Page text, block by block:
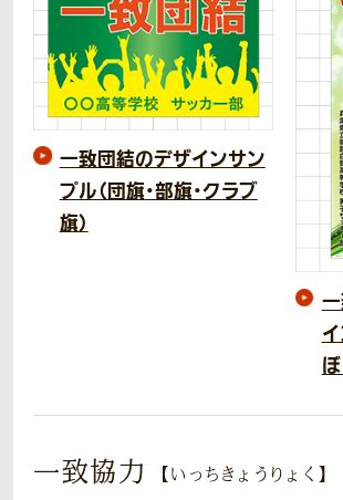
一致団結のデザインサン
プル（団旗・部旗・クラブ
旗）
一致協力 【いっちきょうりょく】